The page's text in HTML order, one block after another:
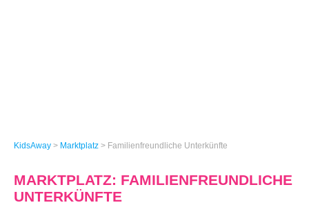
KidsAway > Marktplatz > Familienfreundliche Unterkünfte
MARKTPLATZ: FAMILIENFREUNDLICHE
UNTERKÜNFTE